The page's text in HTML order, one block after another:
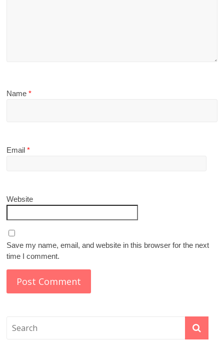
Name*
Email*
Website
Save my name, email, and website in this browser for the next
time I comment.